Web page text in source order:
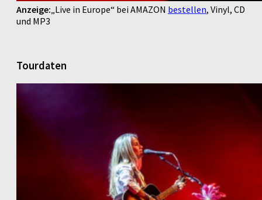
Anzeige:„Live in Europe“ bei AMAZON bestellen, Vinyl, CD
und MP3
Tourdaten